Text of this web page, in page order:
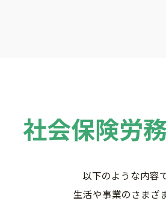
社会保険労
以下のような内容
生活や事業のさまざ